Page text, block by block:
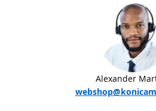
Alexander